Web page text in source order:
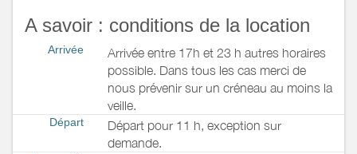
A savoir : conditions de la location
Arrivée
Arrivée entre 17h et 23 h autres horaires
possible. Dans tous les cas merci de
nous prévenir sur un créneau au moins la
veille.
Départ
Départ pour 11 h, exception sur
demande.